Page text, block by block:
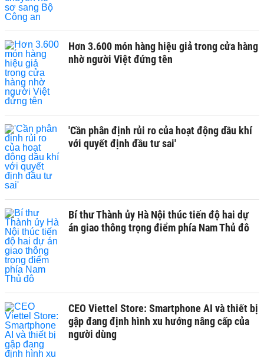
Hơn 3.600 món hàng hiệu giả trong cửa hàng
nhờ người Việt đứng tên
'Cần phân định rủi ro của hoạt động dầu khí
với quyết định đầu tư sai'
Bí thư Thành ủy Hà Nội thúc tiến độ hai dự
án giao thông trọng điểm phía Nam Thủ đô
CEO Viettel Store: Smartphone AI và thiết bị
gập đang định hình xu hướng nâng cấp của
người dùng